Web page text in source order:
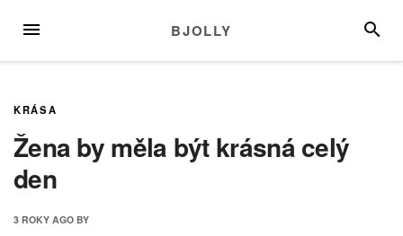
MENU BJOLLY
KRÁSA
Žena by měla být krásná celý
den
3 ROKY AGO BY